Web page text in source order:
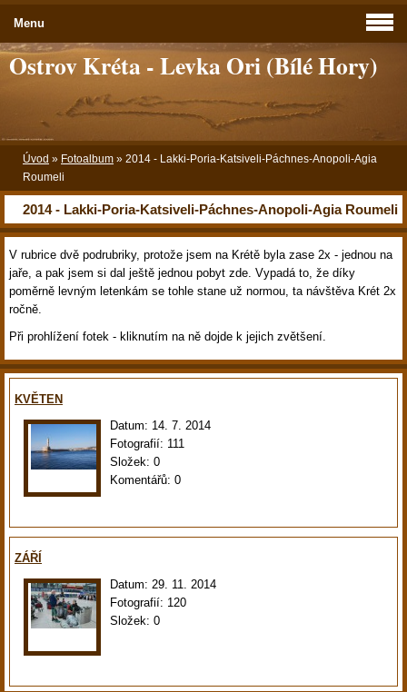
Ostrov Kréta - Levka Ori (Bílé Hory)
Úvod » Fotoalbum » 2014 - Lakki-Poria-Katsiveli-Páchnes-Anopoli-Agia
Roumeli
2014 - Lakki-Poria-Katsiveli-Páchnes-Anopoli-Agia Roumeli
V rubrice dvě podrubriky, protože jsem na Krétě byla zase 2x - jednou na
jaře, a pak jsem si dal ještě jednou pobyt zde. Vypadá to, že díky
poměrně levným letenkám se tohle stane už normou, ta návštěva Krét 2x
ročně.
Při prohlížení fotek - kliknutím na ně dojde k jejich zvětšení.
KVĚTEN
Datum: 14. 7. 2014
Fotografií: 111
Složek: 0
Komentářů: 0
ZÁŘÍ
Datum: 29. 11. 2014
Fotografií: 120
Složek: 0
Menu